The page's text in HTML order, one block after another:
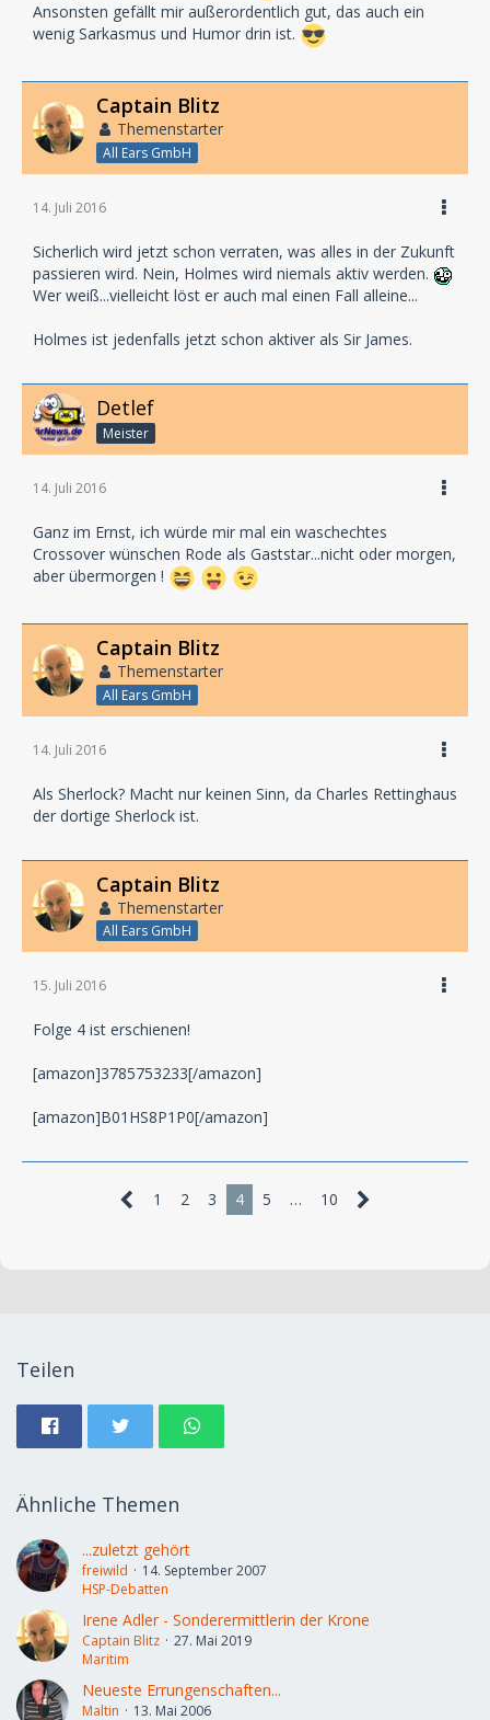
Ansonsten gefällt mir außerordentlich gut, das auch ein
wenig Sarkasmus und Humor drin ist.
Captain Blitz
Themenstarter
All Ears GmbH
14. Juli 2016
Sicherlich wird jetzt schon verraten, was alles in der Zukunft
passieren wird. Nein, Holmes wird niemals aktiv werden.
Wer weiß...vielleicht löst er auch mal einen Fall alleine...
Holmes ist jedenfalls jetzt schon aktiver als Sir James.
Detlef
Meister
14. Juli 2016
Ganz im Ernst, ich würde mir mal ein waschechtes
Crossover wünschen Rode als Gaststar...nicht oder morgen,
aber übermorgen !
Captain Blitz
Themenstarter
All Ears GmbH
14. Juli 2016
Als Sherlock? Macht nur keinen Sinn, da Charles Rettinghaus
der dortige Sherlock ist.
Captain Blitz
Themenstarter
All Ears GmbH
15. Juli 2016
Folge 4 ist erschienen!
[amazon]3785753233[/amazon]
[amazon]B01HS8P1P0[/amazon]
1 2 3 4 5 … 10
Teilen
Ähnliche Themen
...zuletzt gehört
freiwild
14. September 2007
HSP-Debatten
Irene Adler - Sonderermittlerin der Krone
Captain Blitz
27. Mai 2019
Maritim
Neueste Errungenschaften...
Maltin 13. Mai 2006